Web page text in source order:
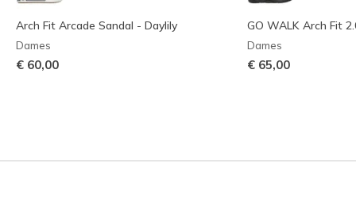
Arch Fit Arcade Sandal - Daylily
Dames
€ 60,00
GO WALK Arch Fit
Dames
€ 65,00